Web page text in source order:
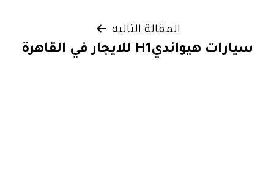
المقالة التالية
سيارات هيوانديH1 للايجار في القاهرة